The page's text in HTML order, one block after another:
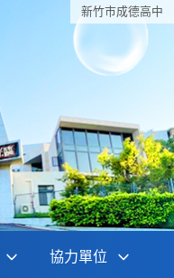
新竹巿成德高中
協力單位